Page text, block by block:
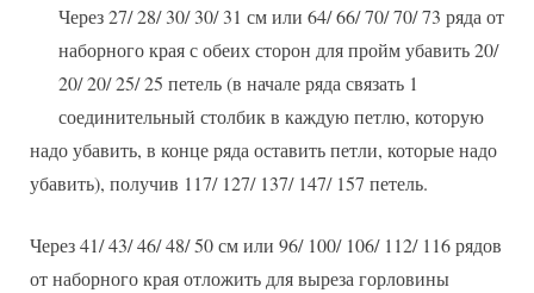
Через 27/ 28/ 30/ 30/ 31 см или 64/ 66/ 70/ 70/ 73 ряда от
наборного края с обеих сторон для пройм убавить 20/
20/ 20/ 25/ 25 петель (в начале ряда связать 1
соединительный столбик в каждую петлю, которую
надо убавить, в конце ряда оставить петли, которые надо
убавить), получив 117/ 127/ 137/ 147/ 157 петель.
Через 41/ 43/ 46/ 48/ 50 см или 96/ 100/ 106/ 112/ 116 рядов
от наборного края отложить для выреза горловины